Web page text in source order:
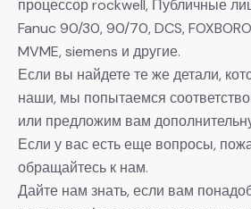
процессор rockwell, Публичные
Fanuc 90/30, 90/70, DCS,
MVME, siemens и другие.
Если вы найдете те же детали,
наши, мы попытаемся
или предложим вам
Если у вас есть еще вопросы,
обращайтесь к нам.
Дайте нам знать, если вам